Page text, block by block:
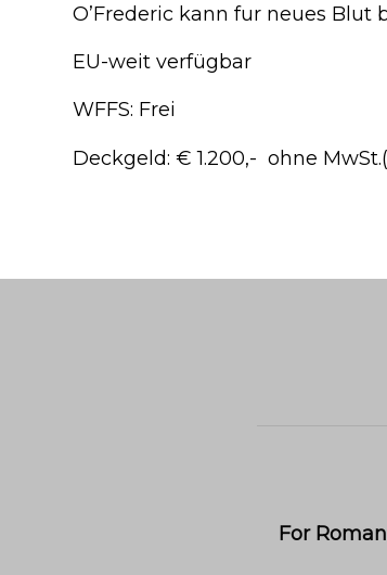
O’Frederic kann fur neues
EU-weit verfügbar
WFFS: Frei
Deckgeld: € 1.200,- ohne
For